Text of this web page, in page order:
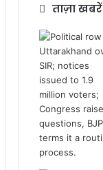
ताज़ा खबरें